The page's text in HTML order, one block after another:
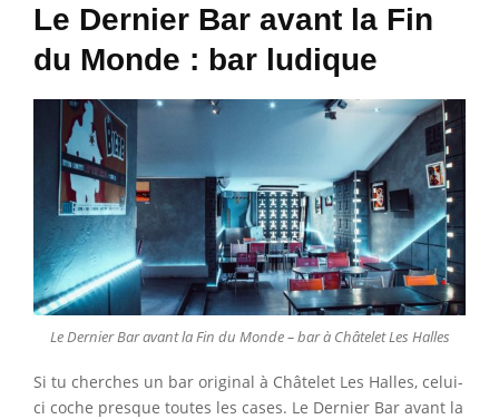
Le Dernier Bar avant la Fin
du Monde : bar ludique
Le Dernier Bar avant la Fin du Monde – bar à Châtelet Les Halles
Si tu cherches un bar original à Châtelet Les Halles, celui-
ci coche presque toutes les cases. Le Dernier Bar avant la